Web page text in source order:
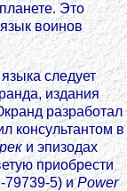
Это
воинов
следует
издания
разработал
консультантом в
и эпизодах
приобрести
79739-5) иPower